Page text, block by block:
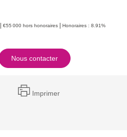
| €55 000 hors honoraires | Honoraires : 8.91%
Nous contacter
Imprimer